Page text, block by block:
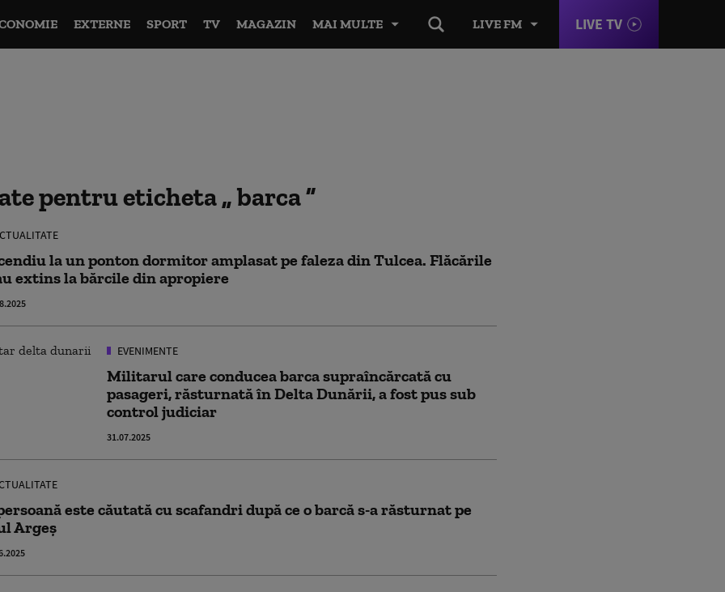
LIVE FM LIVE TV
EXTERNE SPORT TV MAGAZIN MAI MULTE
pentru eticheta barca
la un ponton dormitor amplasat pe faleza din Tulcea. Flăcările
extins la bărcile din apropiere
EVENIMENTE
Militarul care conducea barca supraîncărcată cu
pasageri, răsturnată în Delta Dunării, a fost pus sub
control judiciar
31.07.2025
este căutată cu scafandri după ce o barcă s-a răsturnat pe
Argeș